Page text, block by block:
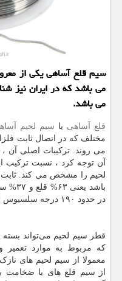
سیم قلع آساهی یكی از
می باشد كه در ایران نیز
می باشد.
قلع آساهی یا سیم لحیم
مختلف که در اتصال ثابت
می روند. ترکیبات اصلی آن
آن توجه کرد ، نسبت
باشد
در حدود ۱۹۰ درجه سلسیوس خواهد بود.
قطر سیم لحیم می‌تواند بسته
که مربوط به موارد تعمیر
معمولا از سیم لحیم های
از سیم قلع های با ضخامت